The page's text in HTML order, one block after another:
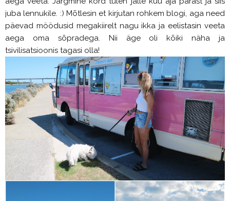
juba lennukile. :) Mõtlesin et kirjutan rohkem blogi, aga need
päevad möödusid megakiirelt nagu ikka ja eelistasin veeta
aega oma sõpradega. Nii äge oli kõiki näha ja
tsivilisatsioonis tagasi olla!